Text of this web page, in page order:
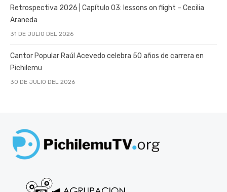
Retrospectiva 2026 | Capítulo 03: lessons on flight – Cecilia
Araneda
31 DE JULIO DEL 2026
Cantor Popular Raúl Acevedo celebra 50 años de carrera en
Pichilemu
30 DE JULIO DEL 2026